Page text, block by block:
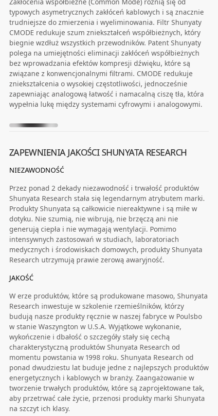
typowych asymetrycznych zakłóceń kablowych i są znacznie
trudniejsze do zmierzenia i wyeliminowania. Filtr Shunyaty
CMODE redukuje szum zniekształceń współbieżnych, który
biegnie wzdłuż wszystkich przewodników. Patent Shunyaty
polega na umiejętności eliminacji zakłóceń współbieżnych
bez wprowadzania efektów kompresji dźwięku, które są
związane z konwencjonalnymi filtrami. CMODE redukuje
zniekształcenia o wysokiej częstotliwości, jednocześnie
zapewniając analogową łatwość i namacalną ciszę tła, która
wypełnia lukę między systemami cyfrowymi i analogowymi.
ZAPEWNIENIA JAKOŚCI SHUNYATA RESEARCH
NIEZAWODNOŚĆ
Przez ponad 2 dekady niezawodność i trwałość produktów
Shunyata Research stała się legendarnym atrybutem marki.
Produkty Shunyata są całkowicie niereaktywne i są miłe w
dotyku. Nie szumią, nie wibrują, nie brzęczą ani nie
generują ciepła i nie wymagają wentylacji. Pomimo
intensywnych zastosowań w studiach, laboratoriach
medycznych i środowiskach domowych, produkty Shunyata
Research utrzymują prawie zerową awaryjność.
JAKOŚĆ
W erze produktów, które są produkowane masowo, Shunyata
Research inwestuje w szkolenie rzemieślników, którzy
budują nasze produkty ręcznie w naszej fabryce w Poulsbo
w stanie Waszyngton w U.S.A. Wyjątkowe wykonanie,
wykończenie i dbałość o szczegóły stały się cechą
charakterystyczną produktów Shunyata Research od
momentu powstania w 1998 roku. Shunyata Research od
ponad dwudziestu lat buduje jedne z najlepszych produktów
energetycznych i kablowych w branży. Zaangażowanie w
tworzenie trwałych produktów, które są zaprojektowane tak,
aby przetrwać całe życie, przenosi produkty marki Shunyata
na szczyt ich klasy.